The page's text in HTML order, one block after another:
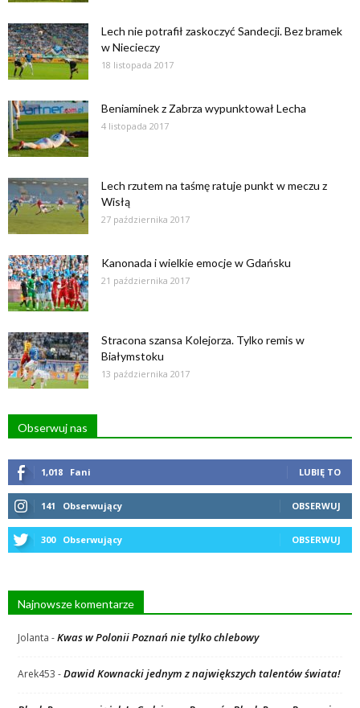
Lech nie potrafił zaskoczyć Sandecji. Bez bramek
w Niecieczy
18 listopada 2017
Beniaminek z Zabrza wypunktował Lecha
4 listopada 2017
Lech rzutem na taśmę ratuje punkt w meczu z
Wisłą
27 października 2017
Kanonada i wielkie emocje w Gdańsku
21 października 2017
Stracona szansa Kolejorza. Tylko remis w
Białymstoku
13 października 2017
Obserwuj nas
1,018 Fani LUBIĘ TO
141 Obserwujący OBSERWUJ
300 Obserwujący OBSERWUJ
Najnowsze komentarze
Jolanta -Kwas w Polonii Poznań nie tylko chlebowy
Arek453 -Dawid Kownacki jednym z największych talentów świata!